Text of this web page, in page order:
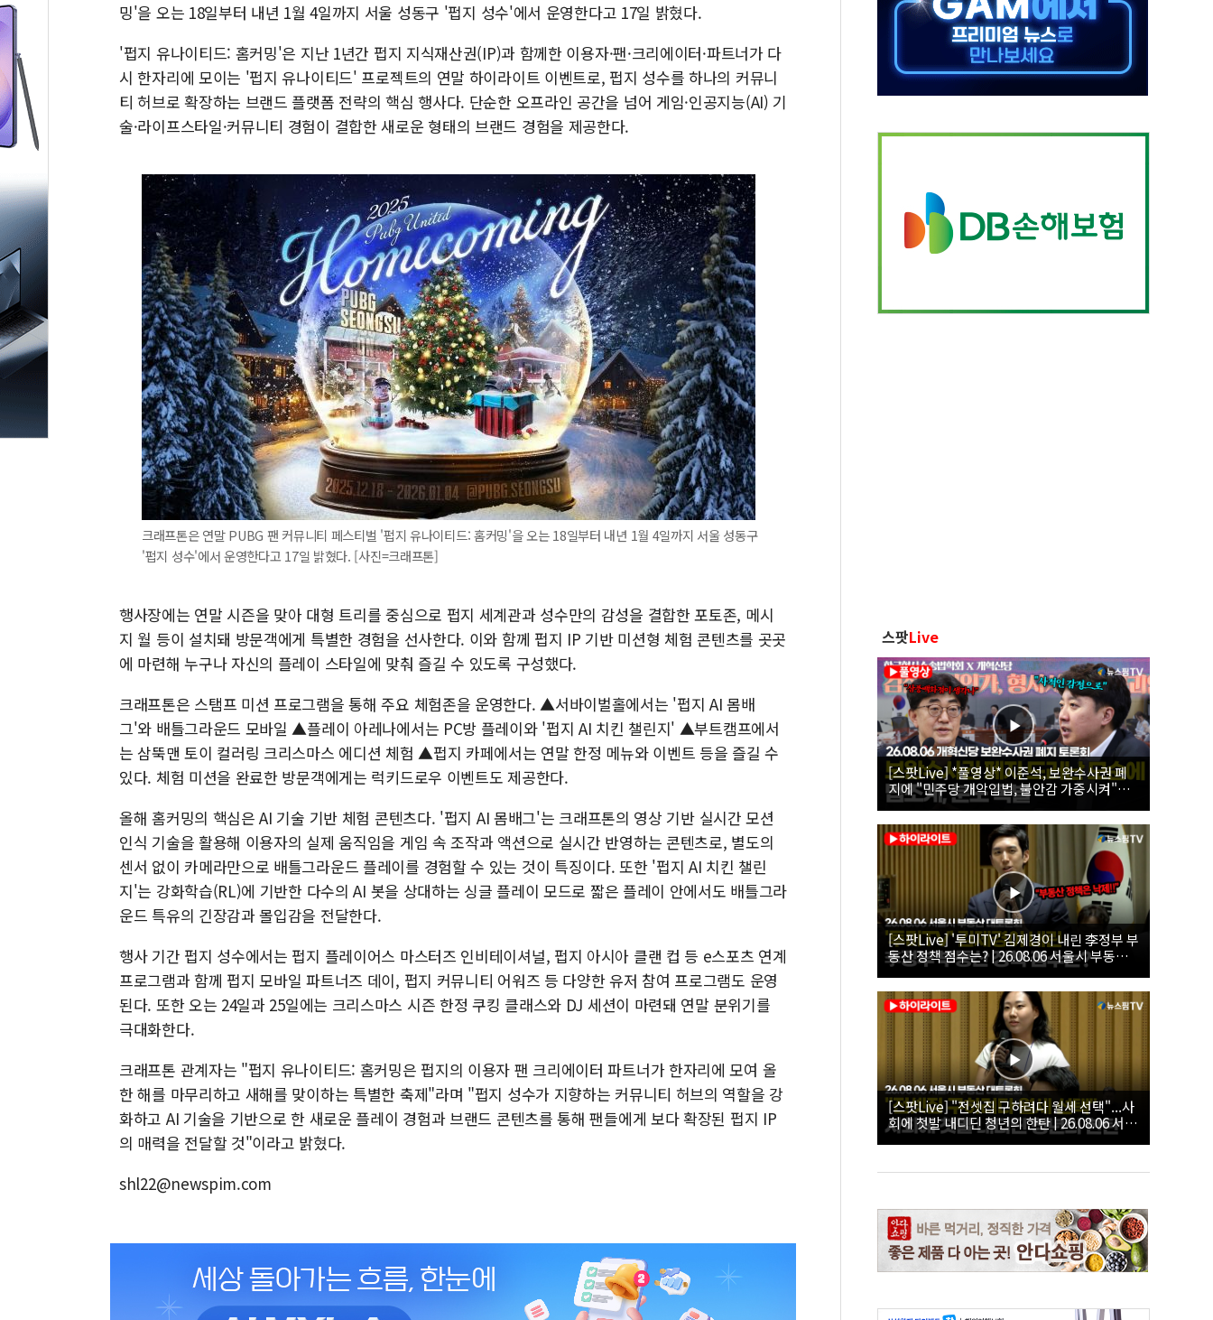
밍'을 오는 18일부터 내년 1월 4일까지 서울 성동구 '펍지 성수'에서 운영한다고 17일 밝혔다.
'펍지 유나이티드: 홈커밍'은 지난 1년간 펍지 지식재산권(IP)과 함께한 이용자·팬·크리에이터·파트너가 다
시 한자리에 모이는 '펍지 유나이티드' 프로젝트의 연말 하이라이트 이벤트로, 펍지 성수를 하나의 커뮤니
티 허브로 확장하는 브랜드 플랫폼 전략의 핵심 행사다. 단순한 오프라인 공간을 넘어 게임·인공지능(AI) 기
술·라이프스타일·커뮤니티 경험이 결합한 새로운 형태의 브랜드 경험을 제공한다.
크래프톤은 연말 PUBG 팬 커뮤니티 페스티벌 '펍지 유나이티드: 홈커밍'을 오는 18일부터 내년 1월 4일까지 서울 성동구
'펍지 성수'에서 운영한다고 17일 밝혔다. [사진=크래프톤]
행사장에는 연말 시즌을 맞아 대형 트리를 중심으로 펍지 세계관과 성수만의 감성을 결합한 포토존, 메시
지 월 등이 설치돼 방문객에게 특별한 경험을 선사한다. 이와 함께 펍지 IP 기반 미션형 체험 콘텐츠를 곳곳
에 마련해 누구나 자신의 플레이 스타일에 맞춰 즐길 수 있도록 구성했다.
크래프톤은 스탬프 미션 프로그램을 통해 주요 체험존을 운영한다. ▲서바이벌홀에서는 '펍지 AI 몸배
그'와 배틀그라운드 모바일 ▲플레이 아레나에서는 PC방 플레이와 '펍지 AI 치킨 챌린지' ▲부트캠프에서
는 삼뚝맨 토이 컬러링 크리스마스 에디션 체험 ▲펍지 카페에서는 연말 한정 메뉴와 이벤트 등을 즐길 수
있다. 체험 미션을 완료한 방문객에게는 럭키드로우 이벤트도 제공한다.
올해 홈커밍의 핵심은 AI 기술 기반 체험 콘텐츠다. '펍지 AI 몸배그'는 크래프톤의 영상 기반 실시간 모션
인식 기술을 활용해 이용자의 실제 움직임을 게임 속 조작과 액션으로 실시간 반영하는 콘텐츠로, 별도의
센서 없이 카메라만으로 배틀그라운드 플레이를 경험할 수 있는 것이 특징이다. 또한 '펍지 AI 치킨 챌린
지'는 강화학습(RL)에 기반한 다수의 AI 봇을 상대하는 싱글 플레이 모드로 짧은 플레이 안에서도 배틀그라
운드 특유의 긴장감과 몰입감을 전달한다.
행사 기간 펍지 성수에서는 펍지 플레이어스 마스터즈 인비테이셔널, 펍지 아시아 클랜 컵 등 e스포츠 연계
프로그램과 함께 펍지 모바일 파트너즈 데이, 펍지 커뮤니티 어워즈 등 다양한 유저 참여 프로그램도 운영
된다. 또한 오는 24일과 25일에는 크리스마스 시즌 한정 쿠킹 클래스와 DJ 세션이 마련돼 연말 분위기를
극대화한다.
크래프톤 관계자는 "펍지 유나이티드: 홈커밍은 펍지의 이용자 팬 크리에이터 파트너가 한자리에 모여 올
한 해를 마무리하고 새해를 맞이하는 특별한 축제"라며 "펍지 성수가 지향하는 커뮤니티 허브의 역할을 강
화하고 AI 기술을 기반으로 한 새로운 플레이 경험과 브랜드 콘텐츠를 통해 팬들에게 보다 확장된 펍지 IP
의 매력을 전달할 것"이라고 밝혔다.
shl22@newspim.com
스팟Live
[스팟Live] *풀영상* 이준석, 보완수사권 폐
지에 "민주당 개악입법, 불안감 가중시켜"｜
26.08.06 개혁신당 보완수사권 폐지 토론회
[스팟Live] '투미TV' 김제경이 내린 李정부 부
동산 정책 점수는? | 26.08.06 서울시 부동산
대토론회
[스팟Live] "전셋집 구하려다 월세 선택"...사
회에 첫발 내디딘 청년의 한탄 | 26.08.06 서울
시 부동산 대토론회